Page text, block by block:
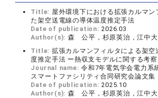
Title: 屋外環境下における拡張カルマン
た架空送電線の導体温度推定手法
Date of publication:2026.03
Author(s): 森 公平，杉原英治，江中大
Title: 拡張カルマンフィルタによる架空
度推定手法 ー熱収支モデルに関する考察
Journal name:令和7年電気学会電力系
スマートファシリティ合同研究会論文集
Date of publication:2025.10
Author(s): 森 公平，杉原英治，江中大